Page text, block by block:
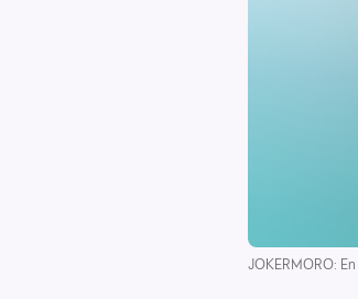
JOKERMORO: